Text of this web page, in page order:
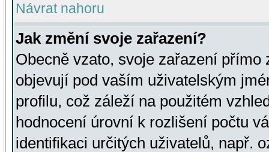
Návrat nahoru
Jak změní svoje zařazení?
Obecně vzato, svoje zařazení přímo
objevují pod vaším uživatelským
profilu, což záleží na použitém
hodnocení úrovní k rozlišení počtu
identifikaci určitých uživatelů, např.